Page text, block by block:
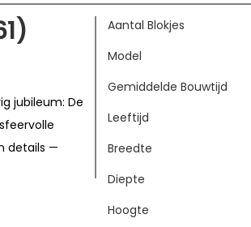
jubileum: De
details —
Aantal Blokjes
Model
Gemiddelde Bouwtijd
Leeftijd
Breedte
Diepte
Hoogte